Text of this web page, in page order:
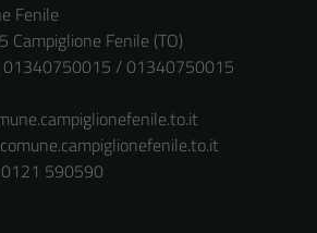
Fenile
Campiglione Fenile (TO)
01340750015 / 01340750015
590590
Questi cookie
sono necessari
funzionamento
del sito e non